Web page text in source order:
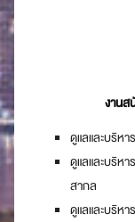
งานส
ดูแลและบริห
ดูแลและบริห
สากล
ดูแลและบริห